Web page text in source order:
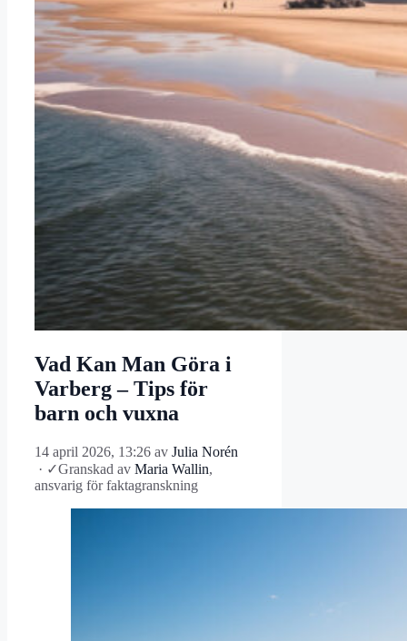
Vad Kan Man Göra i
Varberg – Tips för
barn och vuxna
14 april 2026, 13:26 av Julia Norén
· ✓Granskad av Maria Wallin,
ansvarig för faktagranskning